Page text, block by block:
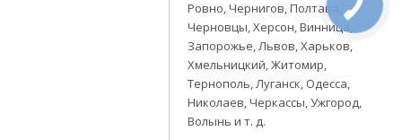
Ровно, Чернигов, Полтава,
Черновцы, Херсон, Винница,
Запорожье, Львов, Харьков,
Хмельницкий, Житомир,
Тернополь, Луганск, Одесса,
Николаев, Черкассы, Ужгород,
Волынь и т. д.